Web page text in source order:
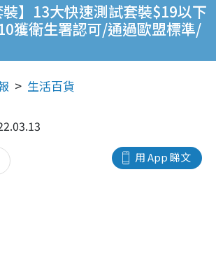
裝】13大快速測試套裝$19以下
獲衛生署認可/通過歐盟標準/
生活百貨
用 App 睇文